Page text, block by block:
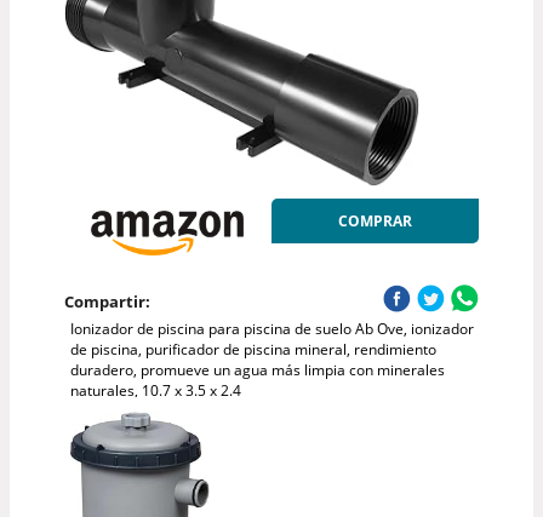
COMPRAR
Compartir:
Ionizador de piscina para piscina de suelo Ab Ove, ionizador
de piscina, purificador de piscina mineral, rendimiento
duradero, promueve un agua más limpia con minerales
naturales, 10.7 x 3.5 x 2.4